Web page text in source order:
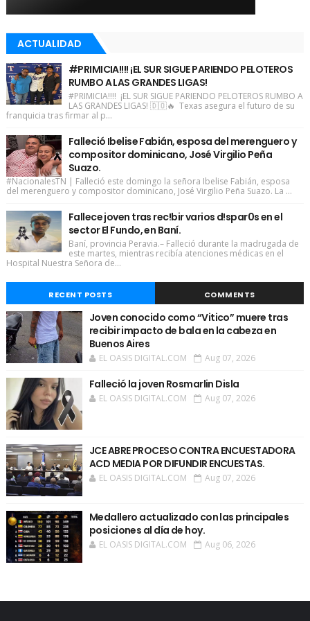
ACTUALIDAD
#PRIMICIA!!!! ¡EL SUR SIGUE PARIENDO PELOTEROS
RUMBO A LAS GRANDES LIGAS!
#PRIMICIA!!!! ¡EL SUR SIGUE PARIENDO PELOTEROS RUMBO A
LAS GRANDES LIGAS! 🇩🇴🔥 Texas asegura el futuro de su
franquicia tras firmar al p...
Falleció Ibelise Fabián, esposa del merenguero y
compositor dominicano, José Virgilio Peña
Suazo.
#NacionalesTN | Falleció este domingo la señora Ibelise Fabián, esposa
del merenguero y compositor dominicano, José Virgilio Peña Suazo. La ...
Fallece joven tras rec!bir varios d!spar0s en el
sector El Fundo, en Baní.
Baní, provincia Peravia.– Falleció durante la madrugada de
este martes, mientras recibía atenciones médicas en el
Hospital Nuestra Señora de...
RECENT POSTS COMMENTS
Joven conocido como “Vitico” muere tras
recibir impacto de bala en la cabeza en
Buenos Aires
EL OASIS DIGITAL.COM Aug 07, 2026
Falleció la joven Rosmarlin Disla
EL OASIS DIGITAL.COM Aug 07, 2026
JCE ABRE PROCESO CONTRA ENCUESTADORA
ACD MEDIA POR DIFUNDIR ENCUESTAS.
EL OASIS DIGITAL.COM Aug 07, 2026
Medallero actualizado con las principales
posiciones al día de hoy.
EL OASIS DIGITAL.COM Aug 06, 2026